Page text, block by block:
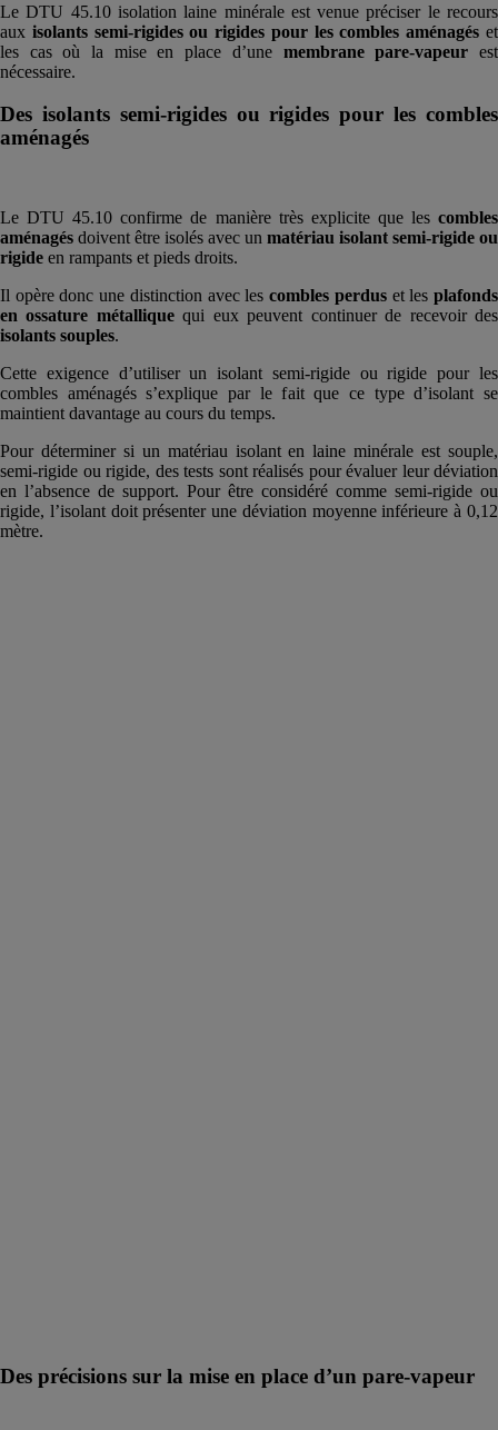
Le DTU 45.10 isolation laine minérale est venue préciser le recours
aux isolants semi-rigides ou rigides pour les combles aménagés et
les cas où la mise en place d’une membrane pare-vapeur est
nécessaire.
Des isolants semi-rigides ou rigides pour les combles
aménagés
Le DTU 45.10 confirme de manière très explicite que les combles
aménagés doivent être isolés avec un matériau isolant semi-rigide ou
rigide en rampants et pieds droits.
Il opère donc une distinction avec lescombles perduset lesplafonds
en ossature métalliquequi eux peuvent continuer de recevoir des
isolants souples.
Cette exigence d’utiliser un isolant semi-rigide ou rigide pour les
combles aménagés s’explique par le fait que ce type d’isolant se
maintient davantage au cours du temps.
Pour déterminer si un matériau isolant en laine minérale est souple,
semi-rigide ou rigide, des tests sont réalisés pour évaluer leur déviation
en l’absence de support. Pour être considéré comme semi-rigide ou
rigide, l’isolant doit présenter une déviation moyenne inférieure à 0,12
mètre.
Des précisions sur la mise en place d’un pare-vapeur